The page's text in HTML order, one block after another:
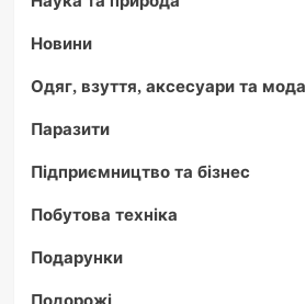
Новини
Одяг, взуття, аксесуари та мода
Паразити
Підприємництво та бізнес
Побутова техніка
Подарунки
Подорожі